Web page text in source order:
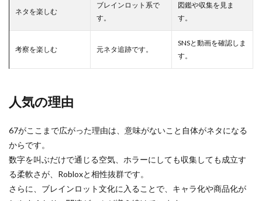
ネタを楽しむ
ブレインロット系で
す。
図鑑や収集を見ま
す。
考察を楽しむ 元ネタ追跡です。
SNSと動画を確認しま
す。
人気の理由
67がここまで広がった理由は、意味がないこと自体がネタになる
からです。
数字を叫ぶだけで通じる空気、ホラーにしても収集しても成立す
る柔軟さが、Robloxと相性抜群です。
さらに、ブレインロット文化に入ることで、キャラ化や商品化が